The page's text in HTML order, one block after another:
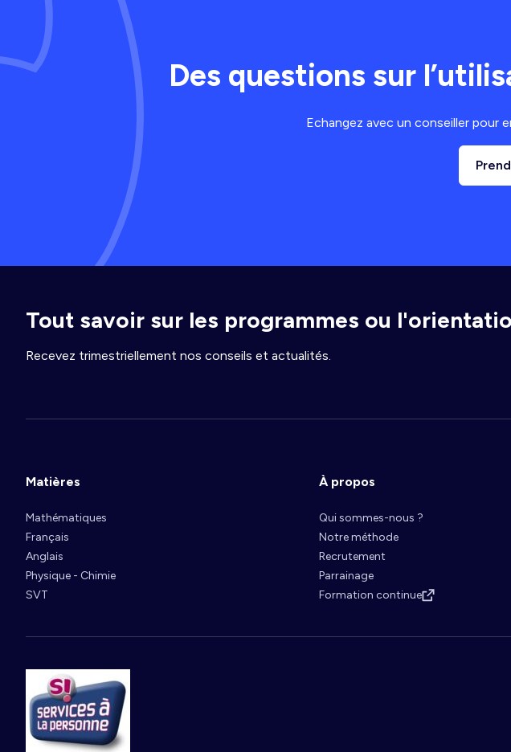
Des questions sur
Echangez avec un conseiller pour
Tout savoir sur les programmes ou
Recevez trimestriellement nos conseils et actualités.
Matières
Mathématiques
Français
Anglais
Physique - Chimie
SVT
À propos
Qui sommes-nous ?
Notre méthode
Recrutement
Parrainage
Formation continue